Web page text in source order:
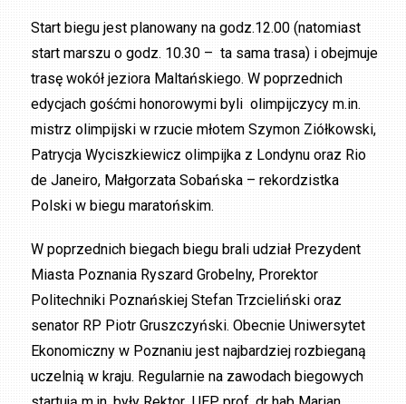
Start biegu jest planowany na godz.12.00 (natomiast
start marszu o godz. 10.30 – ta sama trasa) i obejmuje
trasę wokół jeziora Maltańskiego. W poprzednich
edycjach gośćmi honorowymi byli olimpijczycy m.in.
mistrz olimpijski w rzucie młotem Szymon Ziółkowski,
Patrycja Wyciszkiewicz olimpijka z Londynu oraz Rio
de Janeiro, Małgorzata Sobańska – rekordzistka
Polski w biegu maratońskim.
W poprzednich biegach biegu brali udział Prezydent
Miasta Poznania Ryszard Grobelny, Prorektor
Politechniki Poznańskiej Stefan Trzcieliński oraz
senator RP Piotr Gruszczyński. Obecnie Uniwersytet
Ekonomiczny w Poznaniu jest najbardziej rozbieganą
uczelnią w kraju. Regularnie na zawodach biegowych